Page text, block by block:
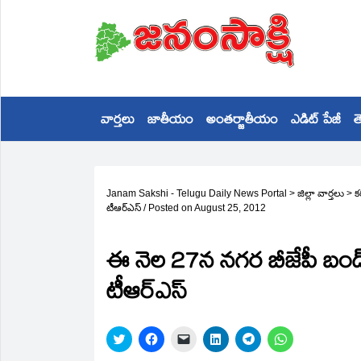
వార్తలు జాతీయం అంతర్జాతీయం ఎడిట్ పేజీ
Janam Sakshi - Telugu Daily News Portal > జిల్లా వార్తలు >
టీఆర్‌ఎస్‌ / Posted on August 25, 2012
ఈ నెల 27న నగర బీజేపీ
టీఆర్‌ఎస్‌
Click
to
Click
to
Click Click
to
Click
to
Click
to